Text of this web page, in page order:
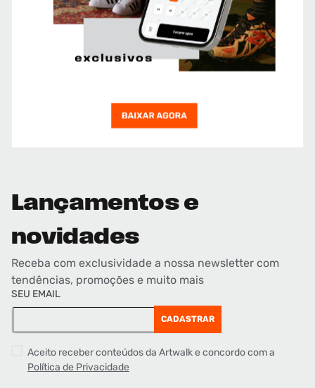
Lançamentos e
novidades
Receba com exclusividade a nossa newsletter com
tendências, promoções e muito mais
SEU EMAIL
CADASTRAR
Aceito receber conteúdos da Artwalk e concordo com a
Política de Privacidade